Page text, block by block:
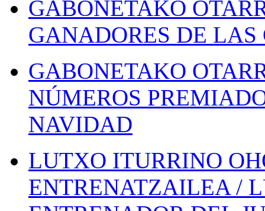
GABONETAKO
GANADORES DE
GABONETAKO
NÚMEROS
NAVIDAD
LUTXO ITURRINO
ENTRENATZAILEA /